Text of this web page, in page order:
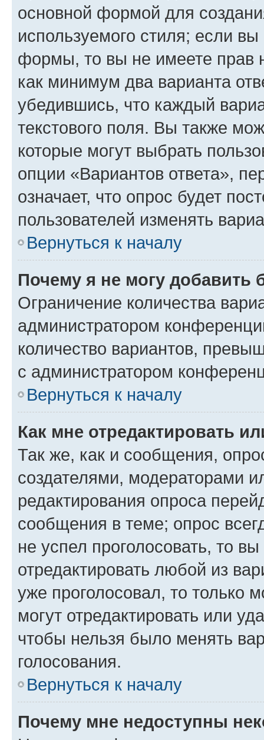
основной формой для
используемого стиля; если
формы, то вы не имеете прав
как минимум два варианта
убедившись, что каждый
текстового поля. Вы также
которые могут выбрать
опции «Вариантов ответа»,
означает, что опрос будет
пользователей изменять
Вернуться к началу
Почему я не могу добавить
Ограничение количества
администратором
количество вариантов,
с администратором
Вернуться к началу
Как мне отредактировать
Так же, как и сообщения,
создателями, модераторами
редактирования опроса
сообщения в теме; опрос
не успел проголосовать, то
отредактировать любой из
уже проголосовал, то только
могут отредактировать или
чтобы нельзя было менять
голосования.
Вернуться к началу
Почему мне недоступны